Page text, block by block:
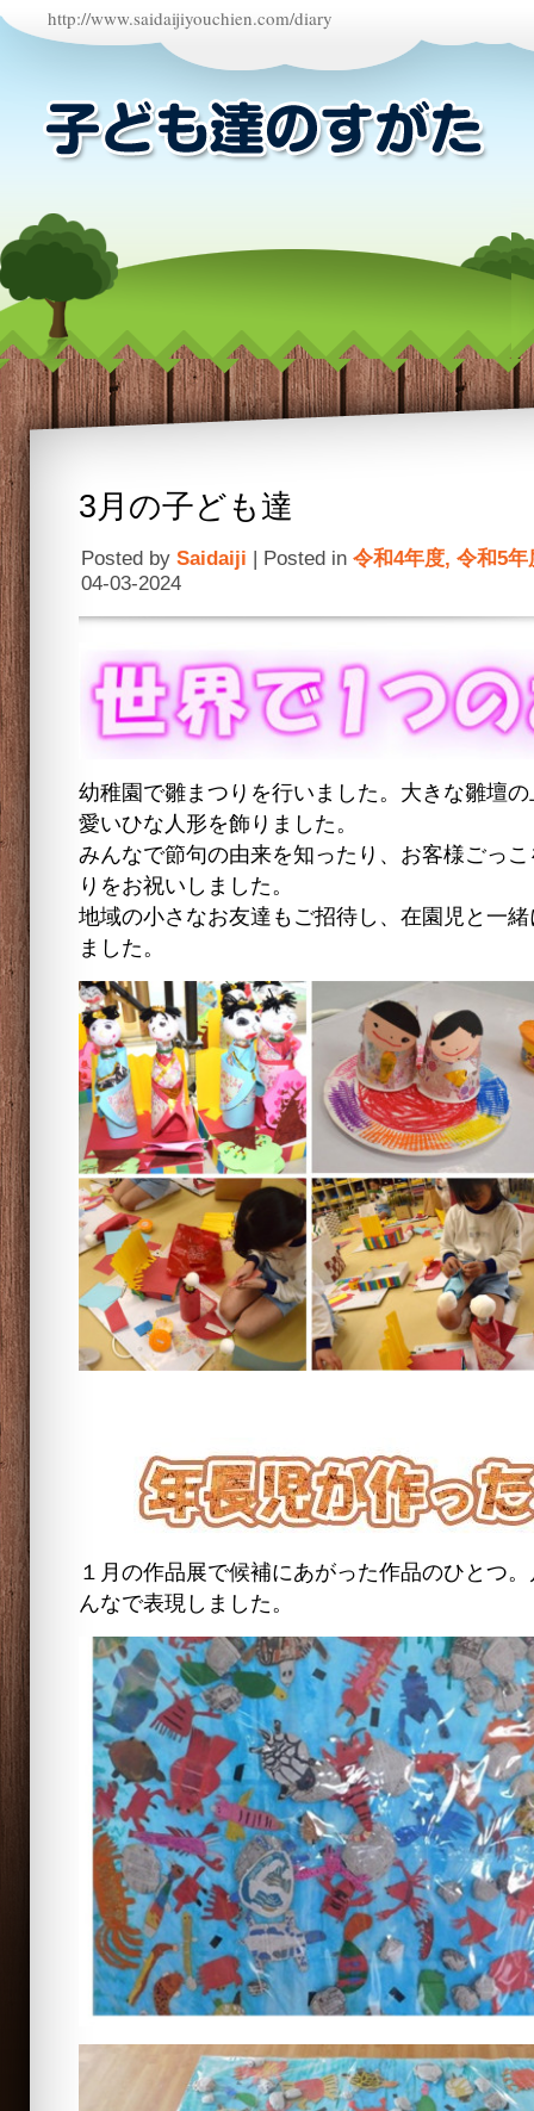
http://www.saidaijiyouchien.com/diary
3月の子ども達
Posted by Saidaiji | Posted in 令和4年度, 令和5年
04-03-2024
幼稚園で雛まつりを行いました。大きな雛壇
愛いひな人形を飾りました。
みんなで節句の由来を知ったり、お客様ごっ
りをお祝いしました。
地域の小さなお友達もご招待し、在園児と一
ました。
１月の作品展で候補にあがった作品のひとつ
んなで表現しました。